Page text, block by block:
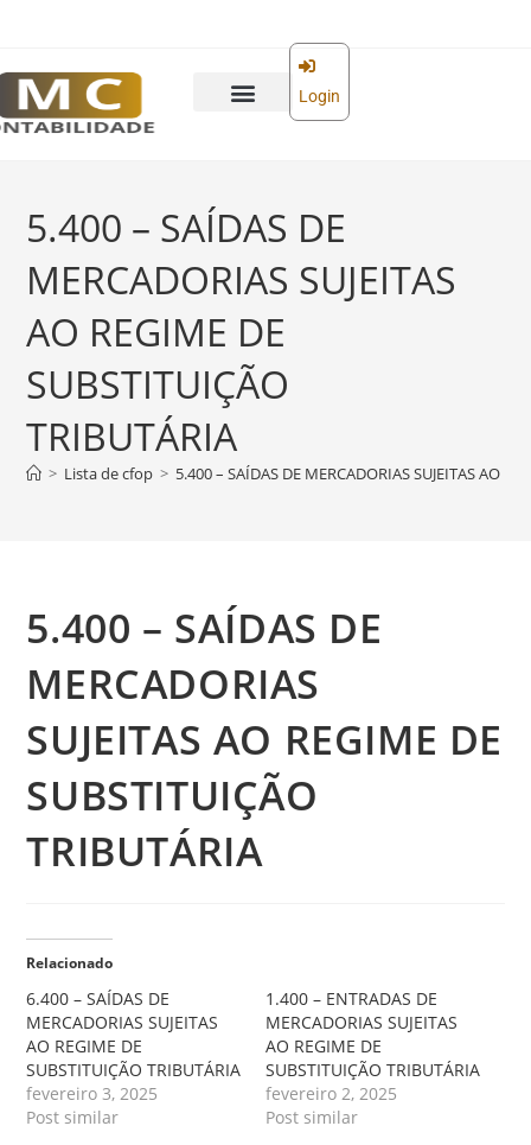
Login
5.400 – SAÍDAS DE
MERCADORIAS SUJEITAS
AO REGIME DE
SUBSTITUIÇÃO
TRIBUTÁRIA
> Lista de cfop > 5.400 – SAÍDAS DE MERCADORIAS SUJEITAS AO
5.400 – SAÍDAS DE
MERCADORIAS
SUJEITAS AO REGIME DE
SUBSTITUIÇÃO
TRIBUTÁRIA
Relacionado
6.400 – SAÍDAS DE
MERCADORIAS SUJEITAS
AO REGIME DE
SUBSTITUIÇÃO TRIBUTÁRIA
fevereiro 3, 2025
Post similar
1.400 – ENTRADAS DE
MERCADORIAS SUJEITAS
AO REGIME DE
SUBSTITUIÇÃO TRIBUTÁRIA
fevereiro 2, 2025
Post similar